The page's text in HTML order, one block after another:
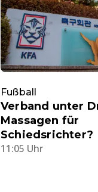
Fußball
Verband unter
Massagen für
Schiedsrichter?
11:05 Uhr